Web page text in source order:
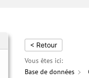
< Retour
Vous êtes ici:
Base de données